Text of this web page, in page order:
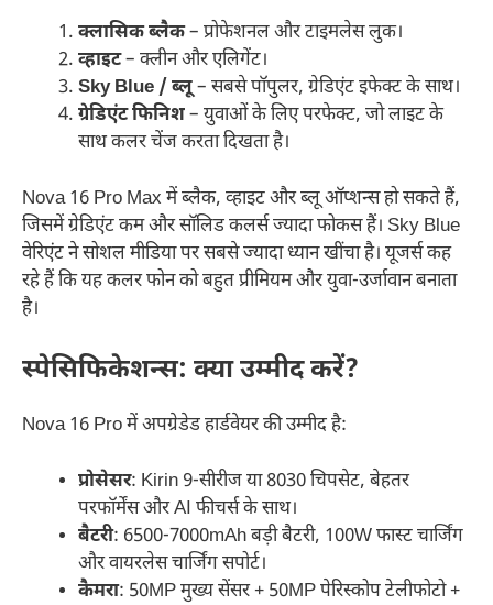
क्लासिक ब्लैक– प्रोफेशनल और टाइमलेस लुक।
व्हाइट– क्लीन और एलिगेंट।
Sky Blue / ब्लू– सबसे पॉपुलर, ग्रेडिएंट इफेक्ट के साथ।
ग्रेडिएंट फिनिश– युवाओं के लिए परफेक्ट, जो लाइट के
साथ कलर चेंज करता दिखता है।
Nova 16 Pro Max में ब्लैक, व्हाइट और ब्लू ऑप्शन्स हो सकते हैं,
जिसमें ग्रेडिएंट कम और सॉलिड कलर्स ज्यादा फोकस हैं। Sky Blue
वेरिएंट ने सोशल मीडिया पर सबसे ज्यादा ध्यान खींचा है। यूजर्स कह
रहे हैं कि यह कलर फोन को बहुत प्रीमियम और युवा-उर्जावान बनाता
है।
स्पेसिफिकेशन्स: क्या उम्मीद करें?
Nova 16 Pro में अपग्रेडेड हार्डवेयर की उम्मीद है:
प्रोसेसर: Kirin 9-सीरीज या 8030 चिपसेट, बेहतर
परफॉर्मेंस और AI फीचर्स के साथ।
बैटरी: 6500-7000mAh बड़ी बैटरी, 100W फास्ट चार्जिंग
और वायरलेस चार्जिंग सपोर्ट।
कैमरा: 50MP मुख्य सेंसर + 50MP पेरिस्कोप टेलीफोटो +